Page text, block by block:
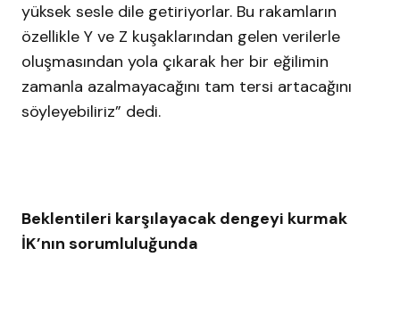
yüksek sesle dile getiriyorlar. Bu rakamların
özellikle Y ve Z kuşaklarından gelen verilerle
oluşmasından yola çıkarak her bir eğilimin
zamanla azalmayacağını tam tersi artacağını
söyleyebiliriz” dedi.
Beklentileri karşılayacak dengeyi kurmak
İK’nın sorumluluğunda